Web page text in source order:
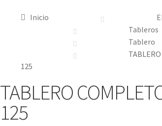
Inicio
Tableros
Tablero
125
TABLERO
125